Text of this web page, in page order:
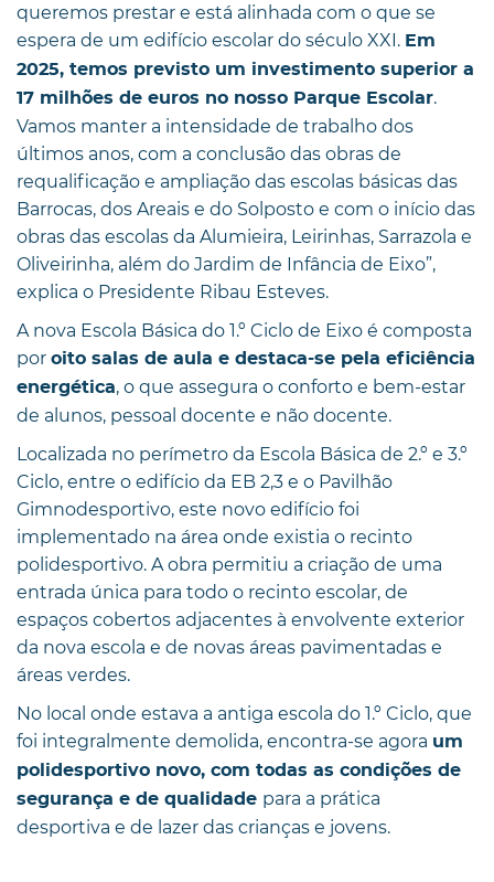
queremos prestar e está alinhada com o que se
espera de um edifício escolar do século XXI. Em
2025, temos previsto um investimento superior a
17 milhões de euros no nosso Parque Escolar.
Vamos manter a intensidade de trabalho dos
últimos anos, com a conclusão das obras de
requalificação e ampliação das escolas básicas das
Barrocas, dos Areais e do Solposto e com o início das
obras das escolas da Alumieira, Leirinhas, Sarrazola e
Oliveirinha, além do Jardim de Infância de Eixo”,
explica o Presidente Ribau Esteves.
A nova Escola Básica do 1.º Ciclo de Eixo é composta
por oito salas de aula e destaca-se pela eficiência
energética, o que assegura o conforto e bem-estar
de alunos, pessoal docente e não docente.
Localizada no perímetro da Escola Básica de 2.º e 3.º
Ciclo, entre o edifício da EB 2,3 e o Pavilhão
Gimnodesportivo, este novo edifício foi
implementado na área onde existia o recinto
polidesportivo. A obra permitiu a criação de uma
entrada única para todo o recinto escolar, de
espaços cobertos adjacentes à envolvente exterior
da nova escola e de novas áreas pavimentadas e
áreas verdes.
No local onde estava a antiga escola do 1.º Ciclo, que
foi integralmente demolida, encontra-se agora um
polidesportivo novo, com todas as condições de
segurança e de qualidade para a prática
desportiva e de lazer das crianças e jovens.